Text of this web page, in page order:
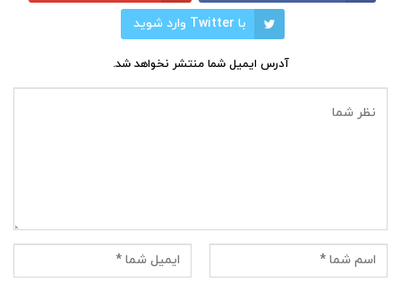
با Twitter وارد شوید
آدرس ایمیل شما منتشر نخواهد شد.